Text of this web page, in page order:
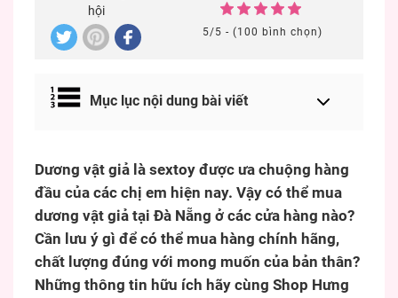
hội
5/5 - (100 bình chọn)
Mục lục nội dung bài viết
Dương vật giả là sextoy được ưa chuộng hàng
đầu của các chị em hiện nay. Vậy có thể mua
dương vật giả tại Đà Nẵng ở các cửa hàng nào?
Cần lưu ý gì để có thể mua hàng chính hãng,
chất lượng đúng với mong muốn của bản thân?
Những thông tin hữu ích hãy cùng Shop Hưng